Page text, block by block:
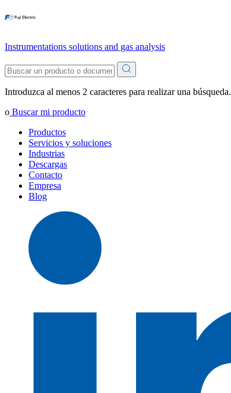
Instrumentations solutions and gas analysis
Introduzca al menos 2 caracteres para realizar una búsqueda.
o Buscar mi producto
Productos
Servicios y soluciones
Industrias
Descargas
Contacto
Empresa
Blog